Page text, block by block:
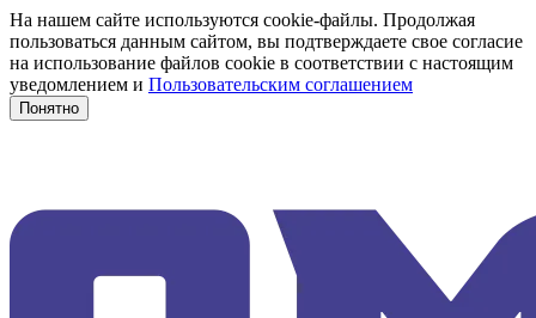
На нашем сайте используются cookie-файлы. Продолжая
пользоваться данным сайтом, вы подтверждаете свое согласие
на использование файлов cookie в соответствии с настоящим
уведомлением и Пользовательским соглашением
Понятно